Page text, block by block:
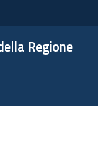
Regione